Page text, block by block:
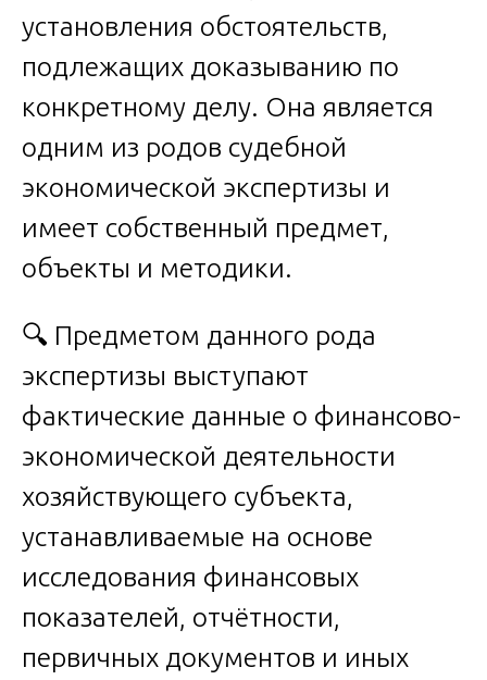
установления обстоятельств,
подлежащих доказыванию по
конкретному делу. Она является
одним из родов судебной
экономической экспертизы и
имеет собственный предмет,
объекты и методики.
🔍 Предметом данного рода
экспертизы выступают
фактические данные о финансово-
экономической деятельности
хозяйствующего субъекта,
устанавливаемые на основе
исследования финансовых
показателей, отчётности,
первичных документов и иных